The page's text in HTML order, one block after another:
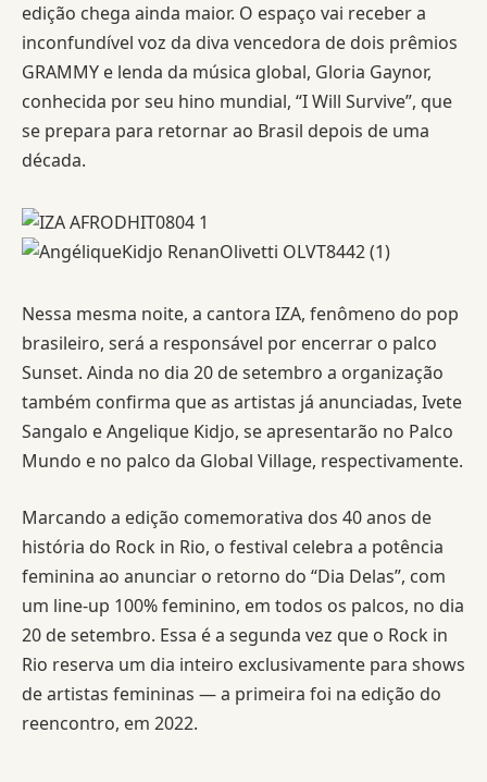
edição chega ainda maior. O espaço vai receber a
inconfundível voz da diva vencedora de dois prêmios
GRAMMY e lenda da música global, Gloria Gaynor,
conhecida por seu hino mundial, “I Will Survive”, que
se prepara para retornar ao Brasil depois de uma
década.
Nessa mesma noite, a cantora IZA, fenômeno do pop
brasileiro, será a responsável por encerrar o palco
Sunset. Ainda no dia 20 de setembro a organização
também confirma que as artistas já anunciadas, Ivete
Sangalo e Angelique Kidjo, se apresentarão no Palco
Mundo e no palco da Global Village, respectivamente.
Marcando a edição comemorativa dos 40 anos de
história do Rock in Rio, o festival celebra a potência
feminina ao anunciar o retorno do “Dia Delas”, com
um line-up 100% feminino, em todos os palcos, no dia
20 de setembro. Essa é a segunda vez que o Rock in
Rio reserva um dia inteiro exclusivamente para shows
de artistas femininas — a primeira foi na edição do
reencontro, em 2022.